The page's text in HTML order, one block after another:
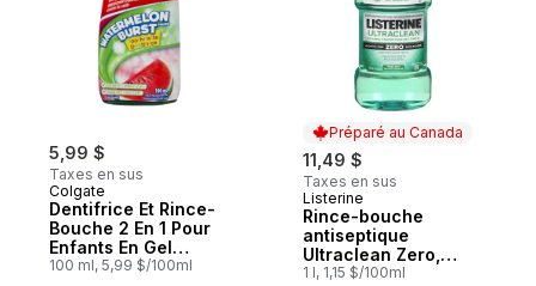
5,99 $
Taxes en sus
Colgate
Dentifrice Et Rince-
Bouche 2 En 1 Pour
Enfants En Gel
Liquide Watermelon
100 ml, 5,99 $/100ml
Préparé au Canada
11,49 $
Taxes en sus
Préparé au Canada
Listerine
Rince-bouche
antiseptique
Ultraclean Zero,
Protection de l’émail,
1 l, 1,15 $/100ml